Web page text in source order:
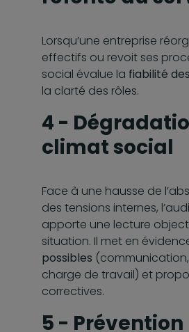
Lorsqu’une entreprise
effectifs ou revoit ses
social évalue la fiabilité
la clarté des rôles.
4 -
climat social
Face à une hausse de
des tensions internes,
apporte une lecture
situation. Il met en
possibles
charge de travail) et
correctives.
5 - Prévention